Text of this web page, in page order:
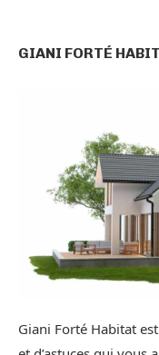
GIANI FORTÉ
Giani Forté Habitat